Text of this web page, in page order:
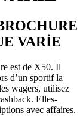
VARIE
est de X50. Il
d’un sportif la
wagers, utilisez
Elles-
avec affaires.